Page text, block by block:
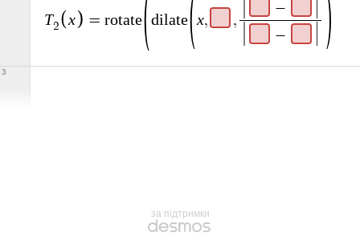
T2 x = rotate dilate x, ,
−
−
3
за підтримки